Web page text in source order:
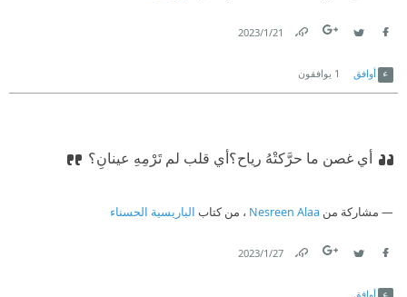
21‏/1‏/2023
أوافق 1 يوافقون
أي غصن ما حرَّكتْهُ رياح؟أي قلب لم تَرْمِهِ عينانِ؟
مشاركة من Nesreen Alaa ، من كتاب الباريسية الحسناء
27‏/1‏/2023
أوافق